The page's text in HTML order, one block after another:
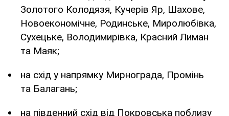
Золотого Колодязя, Кучерів Яр, Шахове,
Новоекономічне, Родинське, Миролюбівка,
Сухецьке, Володимирівка, Красний Лиман
та Маяк;
на схід у напрямку Мирнограда, Промінь
та Балагань;
на південний схід від Покровська поблизу